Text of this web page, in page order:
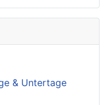
& Untertage